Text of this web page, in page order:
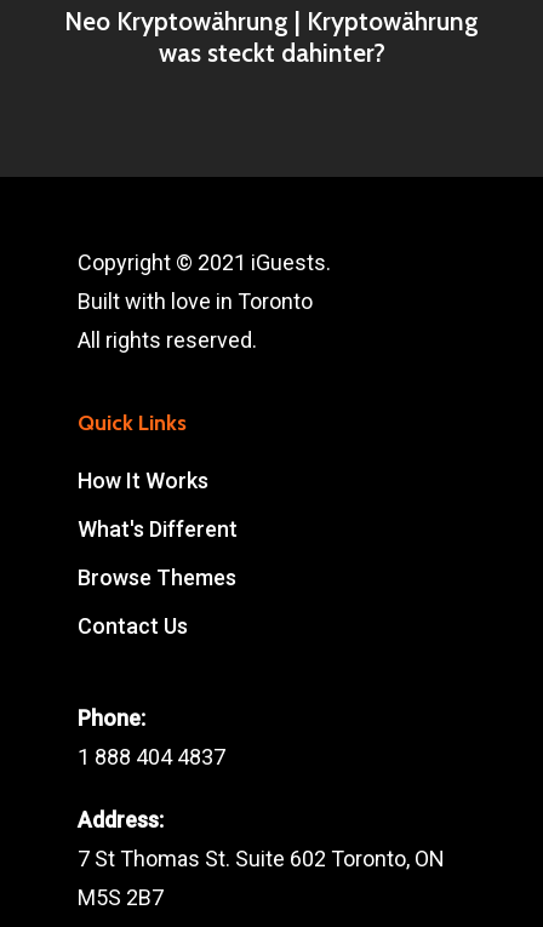
Neo Kryptowährung | Kryptowährung
was steckt dahinter?
Copyright © 2021 iGuests.
Built with love in Toronto
All rights reserved.
Quick Links
How It Works
What's Different
Browse Themes
Contact Us
Phone:
1 888 404 4837
Address:
7 St Thomas St. Suite 602 Toronto, ON
M5S 2B7